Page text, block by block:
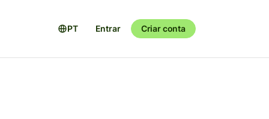
PT Entrar Criar conta